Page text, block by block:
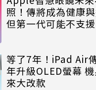
照！傳將成為健康
但第一代可能不支援
等了7年！iPad Air
年升級OLED螢幕
來大改款